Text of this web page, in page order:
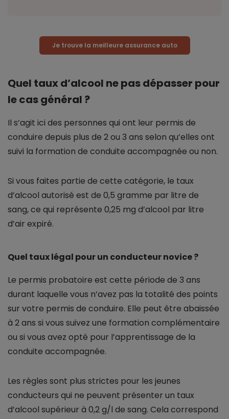
Je trouve la meilleure assurance auto
Quel taux d’alcool ne pas dépasser pour
le cas général ?
Il s’agit ici des personnes qui ont leur permis de
conduire depuis plus de 2 ou 3 ans selon qu’elles ont
suivi la formation de conduite accompagnée ou non.
Si vous faites partie de cette catégorie, le taux
d’alcool autorisé est de 0,5 gramme par litre de
sang, ce qui représente 0,25 mg d’alcool par litre
d’air expiré.
Quel taux légal pour un conducteur novice ?
Le permis probatoire est cette période de 3 ans
durant laquelle vous n’avez pas la totalité des points
sur votre permis de conduire. Elle peut être abaissée
à 2 ans si vous suivez une formation complémentaire
ou si vous avez opté pour l’apprentissage de la
conduite accompagnée.
Les règles sont plus strictes pour les jeunes
conducteurs qui ne peuvent présenter un taux
d’alcool supérieur à 0,2 g/l de sang. Cela correspond